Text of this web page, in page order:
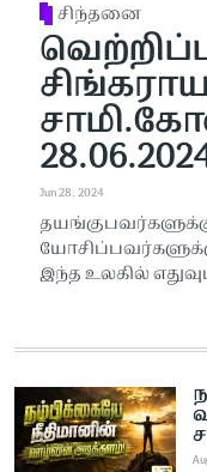
சிந்தனை
Jun 28, 2024
இந்த உலகில்